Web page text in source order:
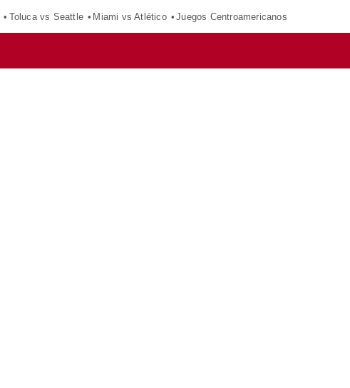
Toluca vs Seattle Miami vs Atlético Juegos Centroamericanos